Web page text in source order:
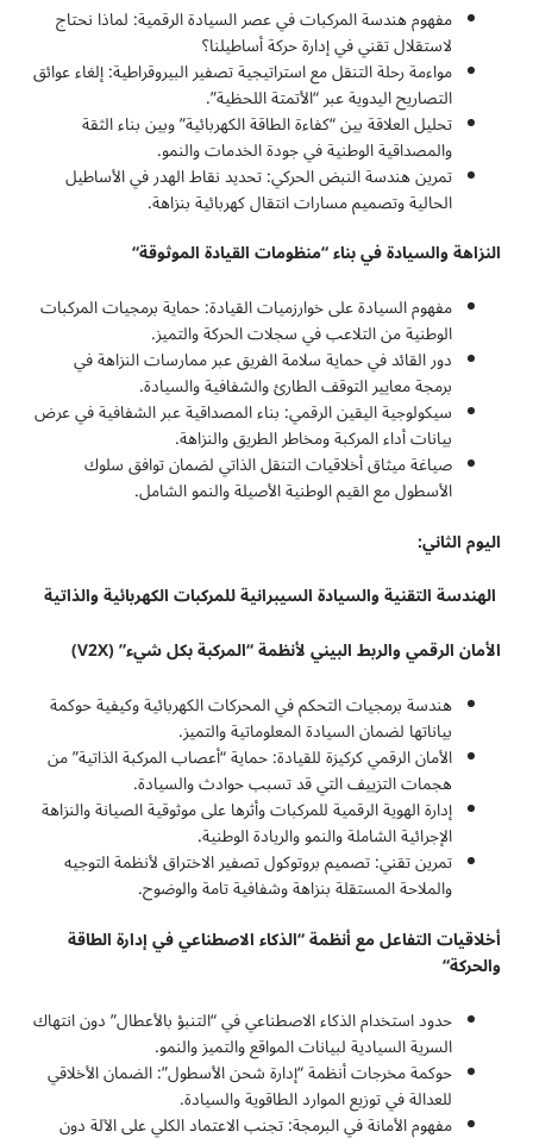
مفهوم هندسة المركبات في عصر السيادة الرقمية: لماذا نحتاج
لاستقلال تقني في إدارة حركة أساطيلنا؟
مواءمة رحلة التنقل مع استراتيجية تصفير البيروقراطية: إلغاء عوائق
التصاريح اليدوية عبر “الأتمتة اللحظية”.
تحليل العلاقة بين “كفاءة الطاقة الكهربائية” وبين بناء الثقة
والمصداقية الوطنية في جودة الخدمات والنمو.
تمرين هندسة النبض الحركي: تحديد نقاط الهدر في الأساطيل
الحالية وتصميم مسارات انتقال كهربائية بنزاهة.
النزاهة والسيادة في بناء “منظومات القيادة الموثوقة“
مفهوم السيادة على خوارزميات القيادة: حماية برمجيات المركبات
الوطنية من التلاعب في سجلات الحركة والتميز.
دور القائد في حماية سلامة الفريق عبر ممارسات النزاهة في
برمجة معايير التوقف الطارئ والشفافية والسيادة.
سيكولوجية اليقين الرقمي: بناء المصداقية عبر الشفافية في عرض
بيانات أداء المركبة ومخاطر الطريق والنزاهة.
صياغة ميثاق أخلاقيات التنقل الذاتي لضمان توافق سلوك
الأسطول مع القيم الوطنية الأصيلة والنمو الشامل.
اليوم الثاني:
الهندسة التقنية والسيادة السيبرانية للمركبات الكهربائية والذاتية
الأمان الرقمي والربط البيني لأنظمة “المركبة بكل شيء” (V2X)
هندسة برمجيات التحكم في المحركات الكهربائية وكيفية حوكمة
بياناتها لضمان السيادة المعلوماتية والتميز.
الأمان الرقمي كركيزة للقيادة: حماية “أعصاب المركبة الذاتية” من
هجمات التزييف التي قد تسبب حوادث والسيادة.
إدارة الهوية الرقمية للمركبات وأثرها على موثوقية الصيانة والنزاهة
الإجرائية الشاملة والنمو والريادة الوطنية.
تمرين تقني: تصميم بروتوكول تصفير الاختراق لأنظمة التوجيه
والملاحة المستقلة بنزاهة وشفافية تامة والوضوح.
أخلاقيات التفاعل مع أنظمة “الذكاء الاصطناعي في إدارة الطاقة
والحركة“
حدود استخدام الذكاء الاصطناعي في “التنبؤ بالأعطال” دون انتهاك
السرية السيادية لبيانات المواقع والتميز والنمو.
حوكمة مخرجات أنظمة “إدارة شحن الأسطول”: الضمان الأخلاقي
للعدالة في توزيع الموارد الطاقوية والسيادة.
مفهوم الأمانة في البرمجة: تجنب الاعتماد الكلي على الآلة دون